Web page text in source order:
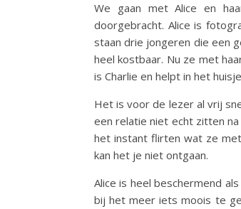
We gaan met Alice en
doorgebracht. Alice is
staan drie jongeren die een
heel kostbaar. Nu ze met
is Charlie en helpt in het
Het is voor de lezer al vrij
een relatie niet echt zitten
het instant flirten wat ze
kan het je niet ontgaan.
Alice is heel beschermend
bij het meer iets moois te